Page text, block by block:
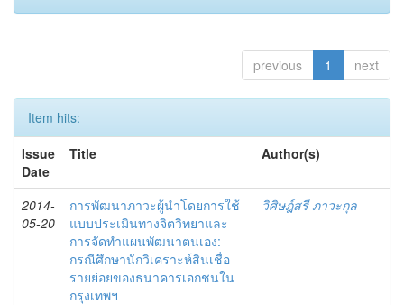
previous 1 next
Item hits:
Issue
Date
Title Author(s)
2014-
05-20
การพัฒนาภาวะผู้นำโดยการใช้
แบบประเมินทางจิตวิทยาและ
การจัดทำแผนพัฒนาตนเอง:
กรณีศึกษานักวิเคราะห์สินเชื่อ
รายย่อยของธนาคารเอกชนใน
กรุงเทพฯ
วิศิษฎ์สรี ภาวะกุล